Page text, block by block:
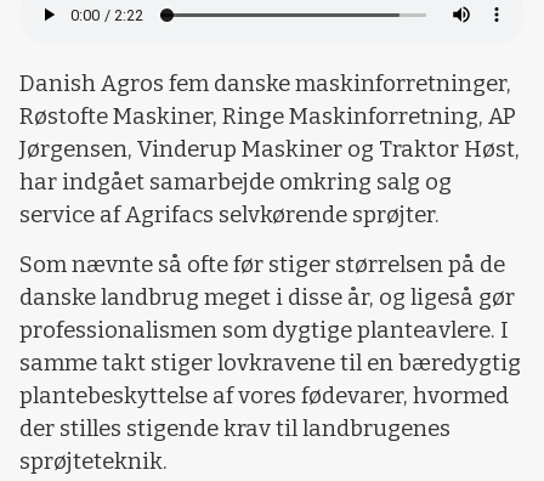
Danish Agros fem danske maskinforretninger,
Røstofte Maskiner, Ringe Maskinforretning, AP
Jørgensen, Vinderup Maskiner og Traktor Høst,
har indgået samarbejde omkring salg og
service af Agrifacs selvkørende sprøjter.
Som nævnte så ofte før stiger størrelsen på de
danske landbrug meget i disse år, og ligeså gør
professionalismen som dygtige planteavlere. I
samme takt stiger lovkravene til en bæredygtig
plantebeskyttelse af vores fødevarer, hvormed
der stilles stigende krav til landbrugenes
sprøjteteknik.